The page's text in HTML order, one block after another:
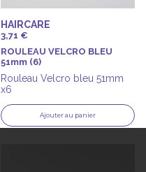
HAIRCARE
3,71 €
ROULEAU VELCRO BLEU
51mm (6)
Rouleau Velcro bleu 51mm
x6
Ajouter au panier